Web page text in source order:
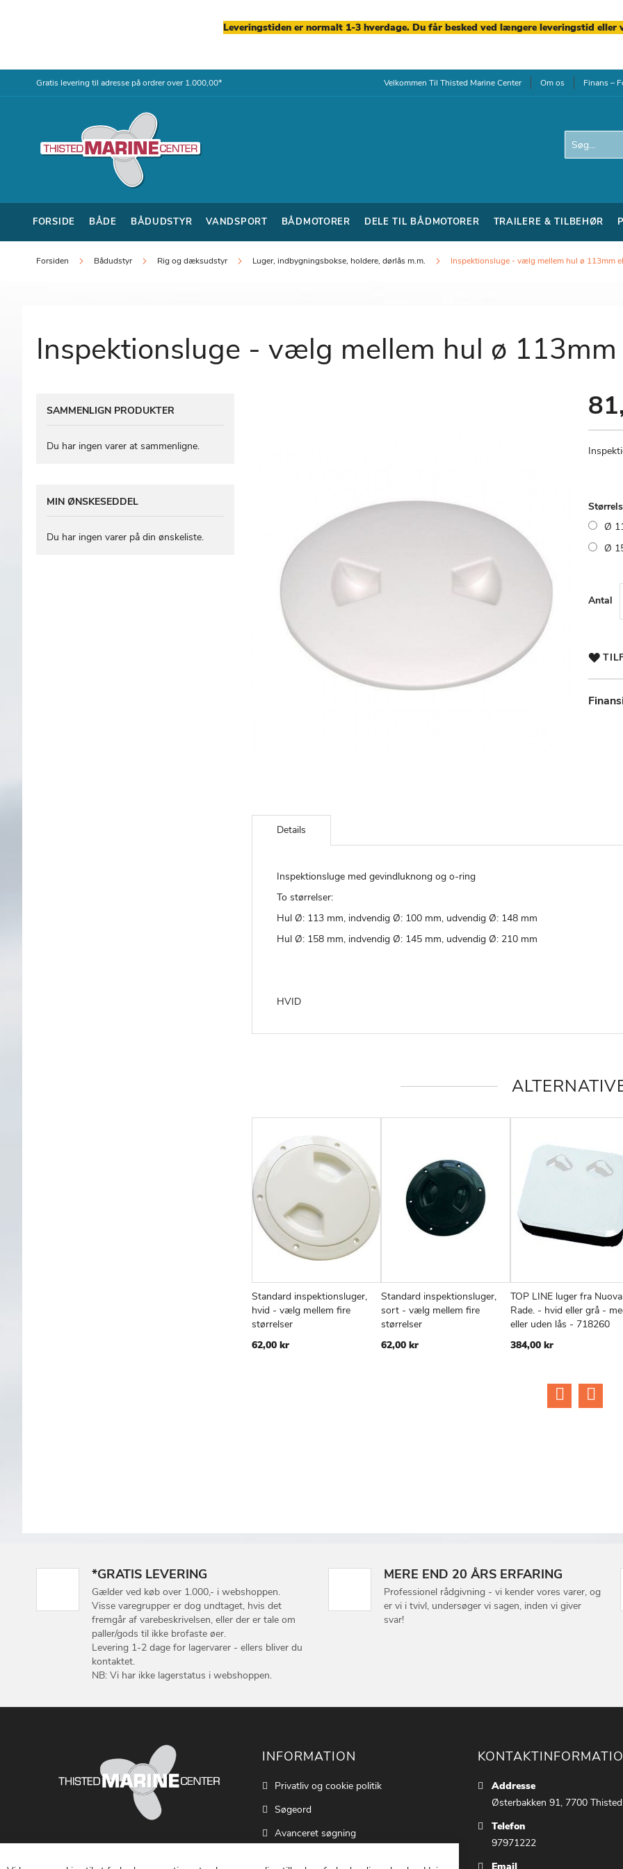
Leveringstiden er normalt 1-3 hverdage. Du får besked ved længere leveringstid eller
Gratis levering til adresse på ordrer over 1.000,00*Skip
Velkommen Til Thisted Marine Center Om os Finans –
Search
FORSIDE BÅDE BÅDUDSTYR VANDSPORT BÅDMOTORER DELE TIL BÅDMOTORER TRAILERE & TILBEHØR
Forsiden Bådudstyr Rig og dæksudstyr Luger, indbygningsbokse, holdere, dørlås m.m. Inspektionsluge - vælg mellem hul ø 113mm
Inspektionsluge - vælg mellem hul ø
Ø
Ø
Antal
til
startenDetails
Inspektionsluge med gevindluknong og o-ring
To størrelser:
Hul Ø: 113 mm, indvendig Ø: 100 mm, udvendig Ø: 148 mm
Hul Ø: 158 mm, indvendig Ø: 145 mm, udvendig Ø: 210 mm
HVID
Læg i kurv
TILFØJSAMMENLIGN
Standard inspektionsluger,
hvid - vælg mellem fire
størrelser
62,00 kr
Læg i kurv
TILFØJSAMMENLIGN
Standard inspektionsluger,
sort - vælg mellem fire
størrelser
62,00 kr
Læg i kurv
TIL
TOP LINE luger fra Nuova
Rade. - hvid eller grå -
eller uden lås - 718260
384,00 kr
SAMMENLIGN PRODUKTER
Du har ingen varer at sammenligne.
MIN ØNSKESEDDEL
Du har ingen varer på din ønskeliste.
*GRATIS LEVERING
Gælder ved køb over 1.000,- i webshoppen.
Visse varegrupper er dog undtaget, hvis det
fremgår af varebeskrivelsen, eller der er tale om
paller/gods til ikke brofaste øer.
Levering 1-2 dage for lagervarer - ellers bliver du
kontaktet.
NB: Vi har ikke lagerstatus i webshoppen.
MERE END 20 ÅRS ERFARING
Professionel rådgivning - vi kender vores varer, og
er vi i tvivl, undersøger vi sagen, inden vi giver
svar!
INFORMATION
Privatliv og cookie politik
Søgeord
Avanceret søgning
Addresse
Østerbakken 91, 7700 Thisted
Telefon
97971222